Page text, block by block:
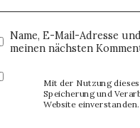
Name, E-Mail-Adresse
meinen nächsten
Mit der Nutzung
Speicherung und
Website